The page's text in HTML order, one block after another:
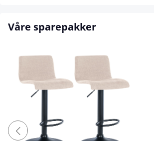
Våre sparepakker